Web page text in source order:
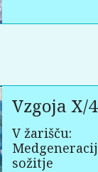
Vzgoja X/
V žarišču:
sožitje